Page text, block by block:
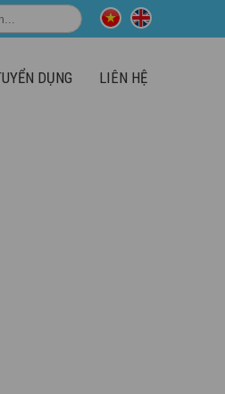
DỤNG LIÊN HỆ